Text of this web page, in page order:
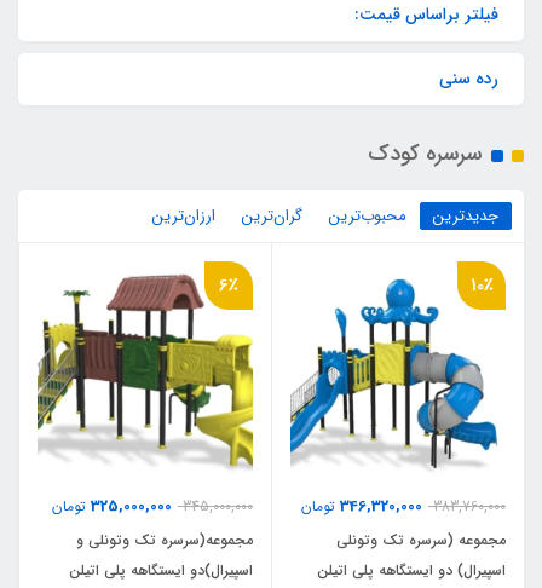
فیلتر براساس قیمت:
رده سنی
سرسره کودک
جدیدترین محبوب‌ترین گران‌ترین ارزان‌ترین
10٪
383,760,000
346,320,000 تومان
مجموعه (سرسره تک وتونلی
اسپیرال) دو ایستگاهه پلی اتیلن
6٪
345,000,000
325,000,000 تومان
مجموعه(سرسره تک وتونلی و
اسپیرال)دو ایستگاهه پلی اتیلن